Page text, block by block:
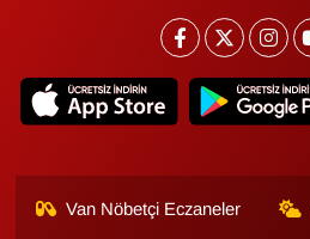
Van Nöbetçi Eczaneler
Resmi İlanlar
RÖPORTAJ
Seri İlan